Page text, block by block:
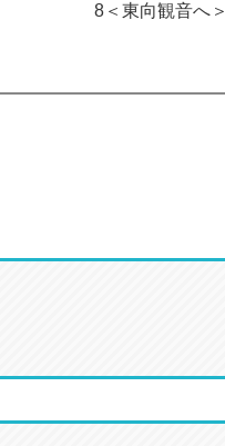
8＜東向観音へ＞